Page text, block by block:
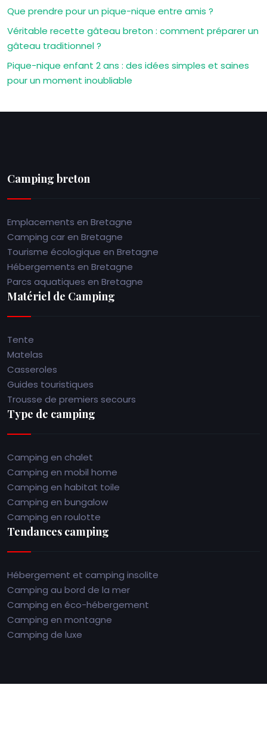
Que prendre pour un pique-nique entre amis ?
Véritable recette gâteau breton : comment préparer un
gâteau traditionnel ?
Pique-nique enfant 2 ans : des idées simples et saines
pour un moment inoubliable
Camping breton
Emplacements en Bretagne
Camping car en Bretagne
Tourisme écologique en Bretagne
Hébergements en Bretagne
Parcs aquatiques en Bretagne
Matériel de Camping
Tente
Matelas
Casseroles
Guides touristiques
Trousse de premiers secours
Type de camping
Camping en chalet
Camping en mobil home
Camping en habitat toile
Camping en bungalow
Camping en roulotte
Tendances camping
Hébergement et camping insolite
Camping au bord de la mer
Camping en éco-hébergement
Camping en montagne
Camping de luxe